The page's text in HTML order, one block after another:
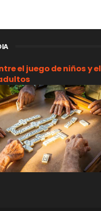
el juego de niños y el